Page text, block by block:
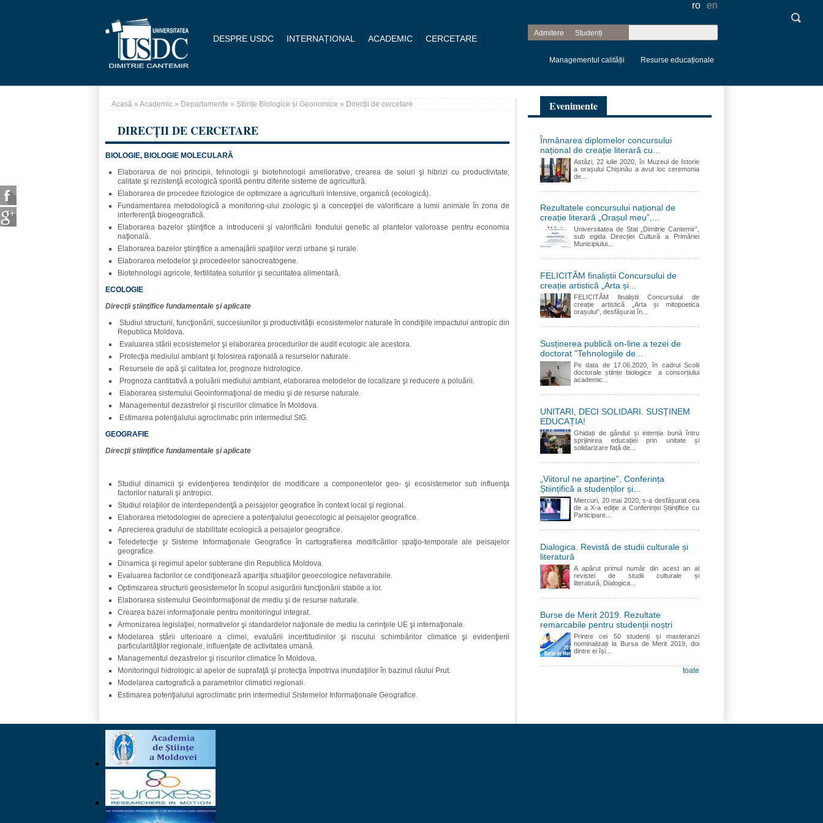
DESPRE USDC INTERNAȚIONAL ACADEMIC CERCETARE
ro en
Admitere Studenți
Formular de
căutare
Managementul calității Resurse educaționale
Acasă » Academic » Departamente » Științe Biologice și Geonomice » Direcții de cercetare
DIRECȚII DE CERCETARE
BIOLOGIE, BIOLOGIE MOLECULARĂ
Elaborarea de noi principii, tehnologii şi biotehnologii ameliorative, crearea de soiuri şi hibrizi cu productivitate,
calitate şi rezistenţă ecologică sporită pentru diferite sisteme de agricultură.
Elaborarea de procedee fiziologice de optimizare a agriculturii intensive, organică (ecologică).
Fundamentarea metodologică a monitoring-ului zoologic şi a concepţiei de valorificare a lumii animale în zona de
interferenţă biogeografică.
Elaborarea bazelor ştiinţifice a introducerii şi valorificării fondului genetic al plantelor valoroase pentru economia
naţională.
Elaborarea bazelor ştiinţifice a amenajării spaţiilor verzi urbane şi rurale.
Elaborarea metodelor şi procedeelor sanocreatogene.
Biotehnologii agricole, fertilitatea solurilor şi securitatea alimentară.
ECOLOGIE
Direcţii ştiinţifice fundamentale şi aplicate
Studiul structurii, funcţionării, succesiunilor şi productivităţii ecosistemelor naturale în condiţiile impactului antropic din
Republica Moldova.
Evaluarea stării ecosistemelor şi elaborarea procedurilor de audit ecologic ale acestora.
Protecţia mediului ambiant şi folosirea raţională a resurselor naturale.
Resursele de apă şi calitatea lor, prognoze hidrologice.
Prognoza cantitativă a poluării mediului ambiant, elaborarea metodelor de localizare şi reducere a poluării.
Elaborarea sistemului Geoinformaţional de mediu şi de resurse naturale.
Managementul dezastrelor şi riscurilor climatice în Moldova.
Estimarea potenţialului agroclimatic prin intermediul SIG.
GEOGRAFIE
Direcţii ştiinţifice fundamentale şi aplicate
Studiul dinamicii şi evidenţierea tendinţelor de modificare a componentelor geo- şi ecosistemelor sub influenţa
factorilor naturali şi antropici.
Studiul relaţiilor de interdependenţă a peisajelor geografice în context local şi regional.
Elaborarea metodologiei de apreciere a potenţialului geoecologic al peisajelor geografice.
Aprecierea gradului de stabilitate ecologică a peisajelor geografice.
Teledetecţie şi Sisteme Informaţionale Geografice în cartografierea modificărilor spaţio-temporale ale peisajelor
geografice.
Dinamica şi regimul apelor subterane din Republica Moldova.
Evaluarea factorilor ce condiţionează apariţia situaţiilor geoecologice nefavorabile.
Optimizarea structurii geosistemelor în scopul asigurării funcţionării stabile a lor.
Elaborarea sistemului Geoinformaţional de mediu şi de resurse naturale.
Crearea bazei informaţionale pentru monitoringul integrat.
Armonizarea legislaţiei, normativelor şi standardelor naţionale de mediu la cerinţele UE şi internaţionale.
Modelarea stării ulterioare a climei, evaluării incertitudinilor şi riscului schimbărilor climatice şi evidenţierii
particularităţilor regionale, influenţate de activitatea umană.
Managementul dezastrelor şi riscurilor climatice în Moldova.
Monitoringul hidrologic al apelor de suprafaţă şi protecţia împotriva inundaţiilor în bazinul râului Prut.
Modelarea cartografică a parametrilor climatici regionali.
Estimarea potenţialului agroclimatic prin intermediul Sistemelor Informaţionale Geografice.
Evenimente
Înmânarea diplomelor concursului
național de creație literară cu...
Astăzi, 22 iulie 2020, în Muzeul de Istorie
a orașului Chișinău a avut loc ceremonia
de...
Rezultatele concursului național de
creație literară „Orașul meu”,...
Universitatea de Stat „Dimitrie Cantemir”,
sub egida Direcției Cultură a Primăriei
Municipiului...
FELICITĂM finaliștii Concursului de
creație artistică „Arta și...
FELICITĂM finaliștii Concursului de
creație artistică „Arta și mitopoetica
orașului”, desfășurat în...
Susținerea publică on-line a tezei de
doctorat "Tehnologiile de...
Pe data de 17.06.2020, în cadrul Scolii
doctorale științe biologice a consorțiului
academic...
UNITARI, DECI SOLIDARI. SUSȚINEM
EDUCAȚIA!
Ghidați de gândul și intenția bună întru
sprijinirea educației prin unitate și
solidarizare față de...
„Viitorul ne aparține”, Conferința
Științifică a studenților și...
Miercuri, 20 mai 2020, s-a desfășurat cea
de a X-a ediție a Conferinței Științifice cu
Participare...
Dialogica. Revistă de studii culturale și
literatură
A apărut primul număr din acest an al
revistei de studii culturale și
literatură, Dialogica...
Burse de Merit 2019. Rezultate
remarcabile pentru studenții noștri
Printre cei 50 studenți și masteranzi
nominalizați la Bursa de Merit 2019, doi
dintre ei își...
toate